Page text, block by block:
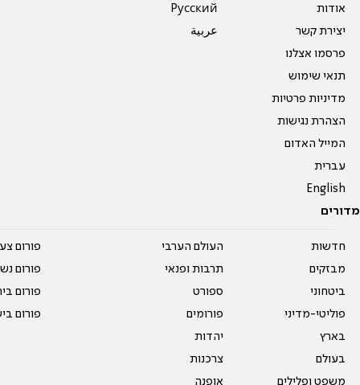
אודות
יצירת קשר
פרסמו אצלנו
תנאי שימוש
מדיניות פרטיות
הצהרת נגישות
המייל האדום
עברית
English
Pусский
عربية
מדורים
חדשות
מבזקים
ביטחוני
פוליטי-מדיני
בארץ
בעולם
משפט ופלילים
העולם הערבי
תרבות ופנאי
ספורט
פורומים
יהדות
צרכנות
אופנה
פורום
פורום
פורום
פורום